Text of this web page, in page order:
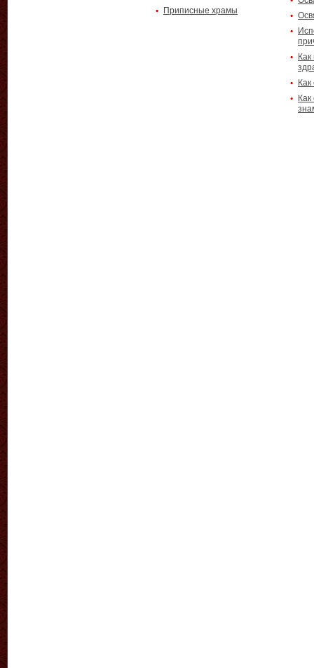
Приписные храмы
Как